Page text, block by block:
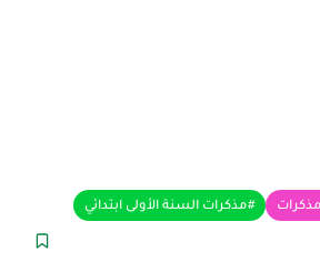
مذكرات مذكرات السنة الأولى ابتدائي